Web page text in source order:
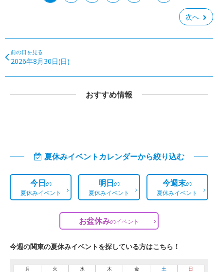
次へ
前の日を見る
2026年8月30日(日)
おすすめ情報
夏休みイベントカレンダーから絞り込む
今日の
夏休みイベント
明日の
夏休みイベント
今週末の
夏休みイベント
お盆休みのイベント
今週の関東の夏休みイベントを探している方はこちら！
月 火 水 木 金 土 日